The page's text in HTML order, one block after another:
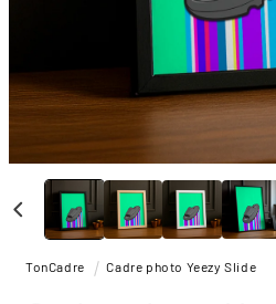
média
fenêtre
TonCadre Cadre photo Yeezy Slide